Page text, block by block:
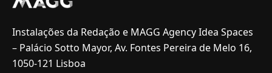
Instalações da Redação e MAGG Agency Idea Spaces
– Palácio Sotto Mayor, Av. Fontes Pereira de Melo 16,
1050-121 Lisboa